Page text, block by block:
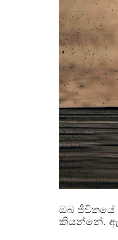
ඔබ ජීවිතයේ
කියන්නේ.